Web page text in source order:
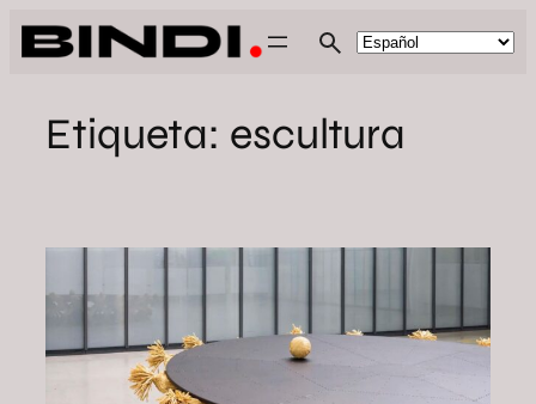
Saltar
al
Etiqueta: escultura